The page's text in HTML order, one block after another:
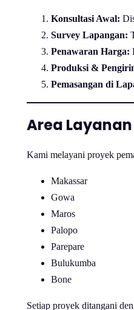
Konsultasi Awal:
Survey Lapangan:
Penawaran Harga:
Produksi &
Pemasangan di
Area
Kami melayani proyek
Makassar
Gowa
Maros
Palopo
Parepare
Bulukumba
Bone
Setiap proyek ditangani